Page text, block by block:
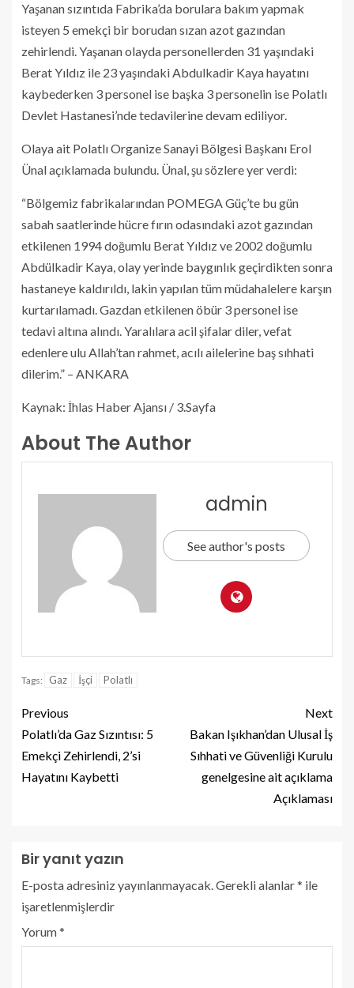
Yaşanan sızıntıda Fabrika’da borulara bakım yapmak
isteyen 5 emekçi bir borudan sızan azot gazından
zehirlendi. Yaşanan olayda personellerden 31 yaşındaki
Berat Yıldız ile 23 yaşındaki Abdulkadir Kaya hayatını
kaybederken 3 personel ise başka 3 personelin ise Polatlı
Devlet Hastanesi’nde tedavilerine devam ediliyor.
Olaya ait Polatlı Organize Sanayi Bölgesi Başkanı Erol
Ünal açıklamada bulundu. Ünal, şu sözlere yer verdi:
“Bölgemiz fabrikalarından POMEGA Güç’te bu gün
sabah saatlerinde hücre fırın odasındaki azot gazından
etkilenen 1994 doğumlu Berat Yıldız ve 2002 doğumlu
Abdülkadir Kaya, olay yerinde baygınlık geçirdikten sonra
hastaneye kaldırıldı, lakin yapılan tüm müdahalelere karşın
kurtarılamadı. Gazdan etkilenen öbür 3 personel ise
tedavi altına alındı. Yaralılara acil şifalar diler, vefat
edenlere ulu Allah’tan rahmet, acılı ailelerine baş sıhhati
dilerim.” – ANKARA
Kaynak: İhlas Haber Ajansı / 3.Sayfa
About The Author
admin
See author's posts
Tags: Gaz İşçi Polatlı
Previous
Polatlı’da Gaz Sızıntısı: 5
Emekçi Zehirlendi, 2’si
Hayatını Kaybetti
Next
Bakan Işıkhan’dan Ulusal İş
Sıhhati ve Güvenliği Kurulu
genelgesine ait açıklama
Açıklaması
Bir yanıt yazın
E-posta adresiniz yayınlanmayacak.Gerekli alanlar* ile
işaretlenmişlerdir
Yorum*